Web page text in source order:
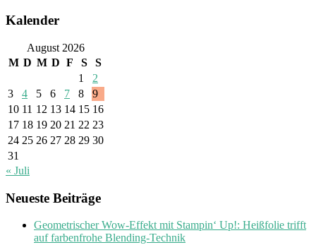
Kalender
August 2026
M D M D F S
S
1
2
3
4 5 6 7 8
9
10 11 12 13 14 15 16
17 18 19 20 21 22 23
24 25 26 27 28 29 30
31
« Juli
Neueste Beiträge
Geometrischer Wow-Effekt mit Stampin‘ Up!: Heißfolie trifft
auf farbenfrohe Blending-Technik